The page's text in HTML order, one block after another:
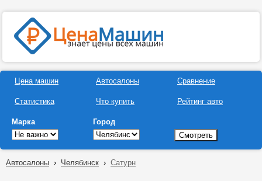
Цена машин
Статистика
Автосалоны
Что купить
Сравнение
Рейтинг авто
Марка Город
Автосалоны › Челябинск › Сатурн